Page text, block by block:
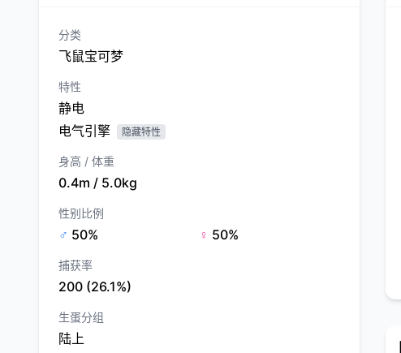
分类
飞鼠宝可梦
特性
静电
电气引擎
隐藏特性
身高 / 体重
0.4m / 5.0kg
性别比例
♂ 50% ♀ 50%
捕获率
200 (26.1%)
生蛋分组
陆上